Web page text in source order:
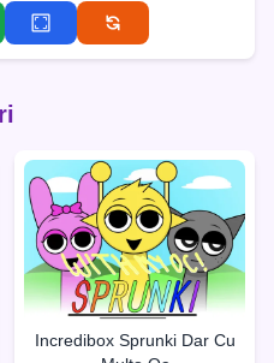
Incredibox Sprunki Dar Cu